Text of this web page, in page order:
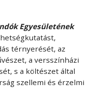
Egyesületének
térnyerését, az
a versszínházi
s a költészet által
szellemi és érzelmi